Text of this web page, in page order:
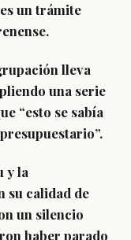
un trámite
lleva
una serie
“esto se sabía
y la
su calidad de
un silencio
haber parado